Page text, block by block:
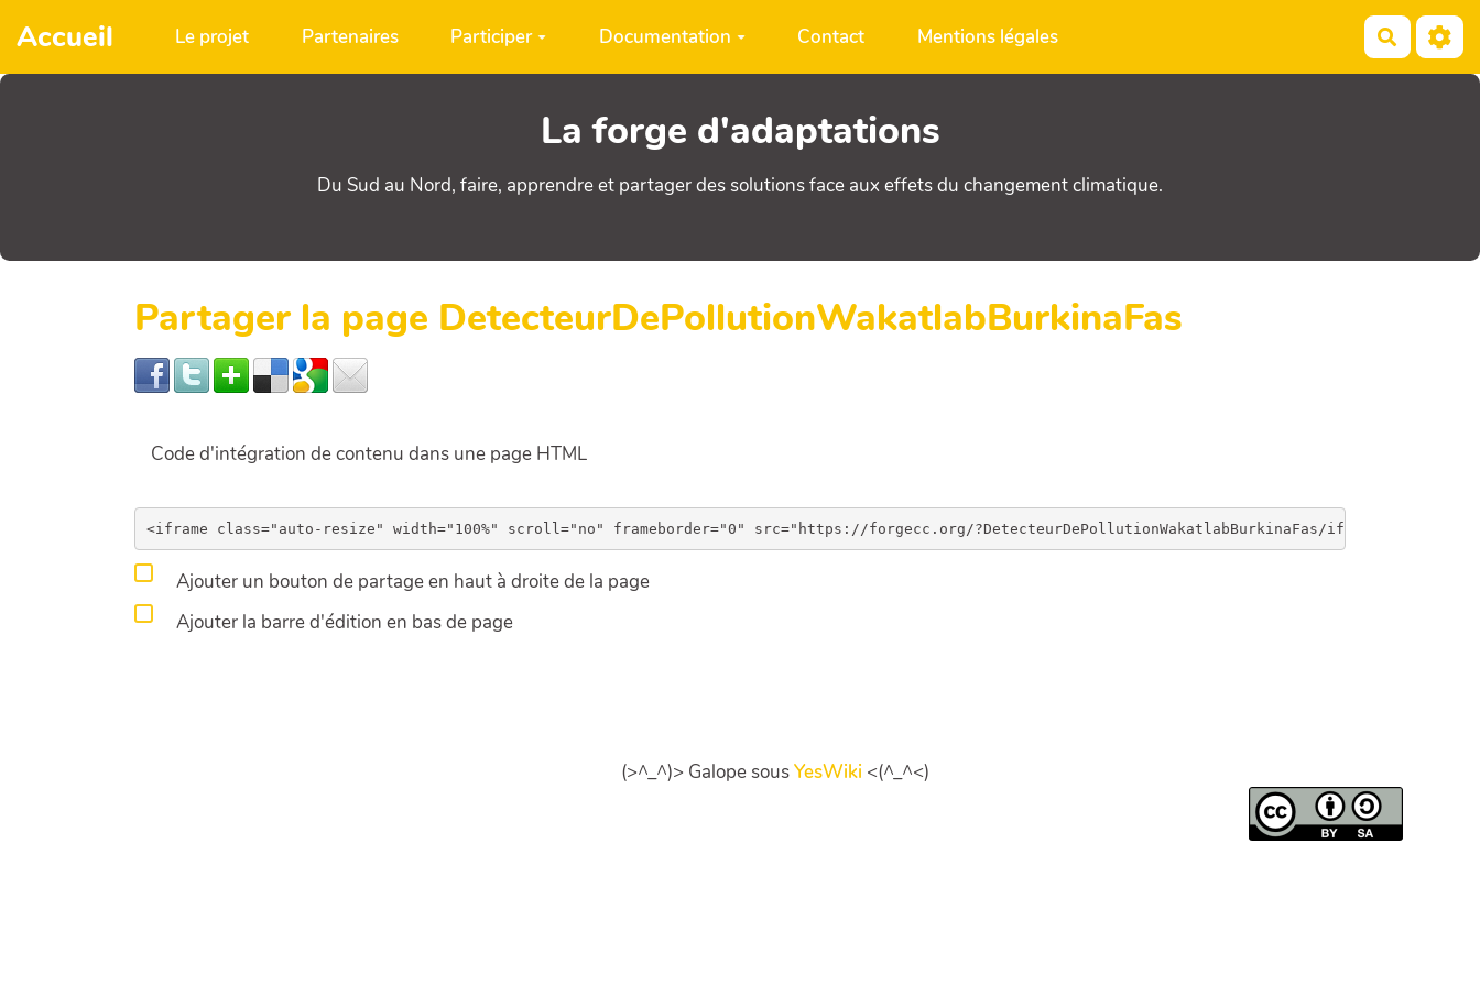
Aller au contenu principal
Accueil Le projet Partenaires Participer Documentation Contact Mentions légales
La forge d'adaptations
Du Sud au Nord, faire, apprendre et partager des solutions face aux effets du changement climatique.
Partager la page DetecteurDePollutionWakatlabBurkinaFas
Code d'intégration de contenu dans une page HTML
Ajouter un bouton de partage en haut à droite de la page
Ajouter la barre d'édition en bas de page
(>^_^)> Galope sousYesWiki <(^_^<)